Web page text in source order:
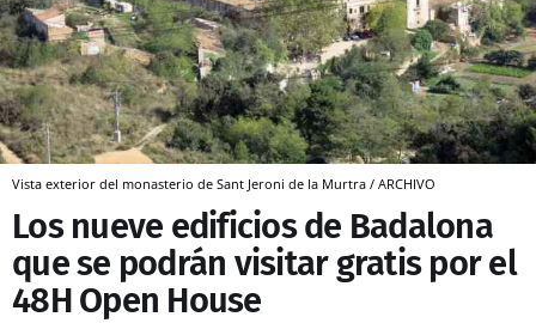
Vista exterior del monasterio de Sant Jeroni de la Murtra / ARCHIVO
Los nueve edificios de Badalona
que se podrán visitar gratis por el
48H Open House